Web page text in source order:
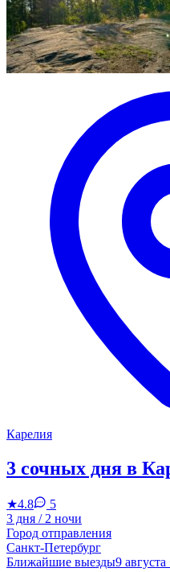
Карелия
3 сочных дня в
★4.8
5
3 дня / 2 ночи
Город отправления
Санкт-Петербург
Ближайшие выезды9 августа